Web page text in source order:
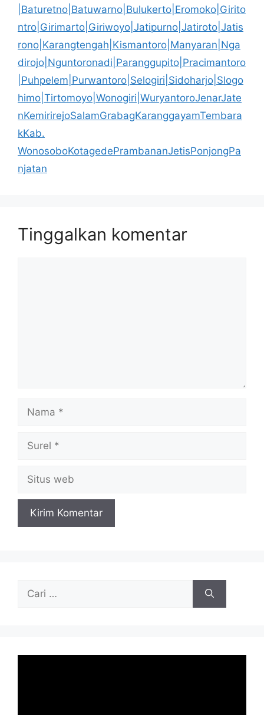
|Baturetno|Batuwarno|Bulukerto|Eromoko|Girito
ntro|Girimarto|Giriwoyo|Jatipurno|Jatiroto|Jatis
rono|Karangtengah|Kismantoro|Manyaran|Nga
dirojo|Nguntoronadi|Paranggupito|Pracimantoro
|Puhpelem|Purwantoro|Selogiri|Sidoharjo|Slogo
himo|Tirtomoyo|Wonogiri|WuryantoroJenarJate
nKemirirejoSalamGrabagKaranggayamTembara
kKab.
WonosoboKotagedePrambananJetisPonjongPa
njatan
Tinggalkan komentar
web
untuk: